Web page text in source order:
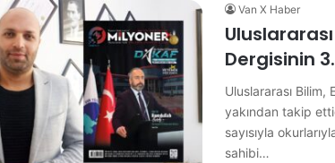
Van X Haber
Dergisinin 3.
Uluslararası Bilim,
yakından takip
sayısıyla
sahibi…